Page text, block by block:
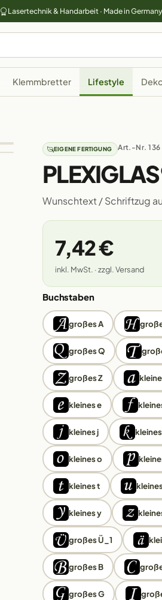
Lasertechnik & Handarbeit · Made in Germany
Klemmbretter Lifestyle
EIGENE FERTIGUNG Art.-Nr. 136
Wunschtext / Schriftzug
7,42 €
inkl. MwSt. · zzgl. Versand
Buchstaben
großes A
großes Q
großes Z
kleines e
kleines j
kleines o
kleines t
kleines y
großes Ü_1
großes B
großes G